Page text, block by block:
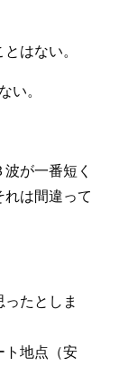
はない。
い。
が一番短く
は間違って
ったとしま
ト地点（安